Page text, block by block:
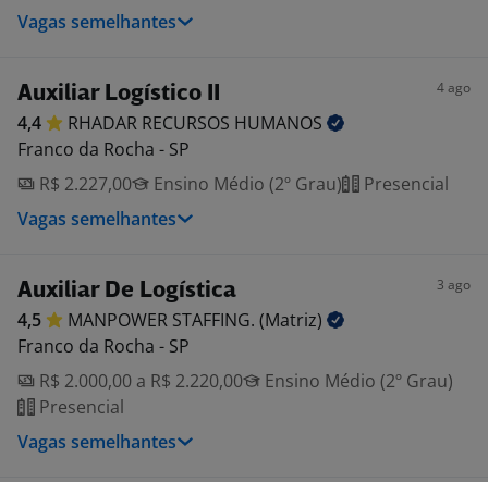
Vagas semelhantes
Auxiliar Logístico II 4 ago
4,4 RHADAR RECURSOS HUMANOS
Franco da Rocha - SP
R$ 2.227,00
Ensino Médio (2º Grau)
Presencial
Vagas semelhantes
Auxiliar De Logística 3 ago
4,5 MANPOWER STAFFING. (Matriz)
Franco da Rocha - SP
R$ 2.000,00 a R$ 2.220,00
Ensino Médio (2º Grau)
Presencial
Vagas semelhantes